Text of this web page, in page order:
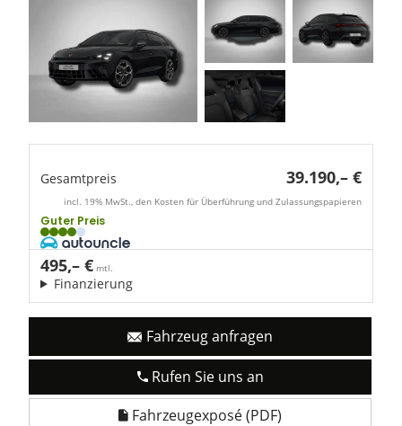
Gesamtpreis 39.190,– €
incl. 19% MwSt., den Kosten für Überführung und Zulassungspapieren
Guter Preis
495,– € mtl.
Finanzierung
Rufen Sie uns an
Fahrzeug anfragen
Fahrzeugexposé (PDF)